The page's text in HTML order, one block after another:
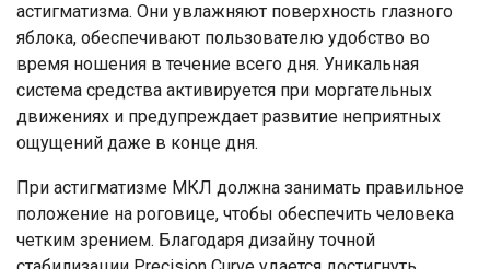
астигматизма. Они увлажняют поверхность глазного
яблока, обеспечивают пользователю удобство во
время ношения в течение всего дня. Уникальная
система средства активируется при моргательных
движениях и предупреждает развитие неприятных
ощущений даже в конце дня.
При астигматизме МКЛ должна занимать правильное
положение на роговице, чтобы обеспечить человека
четким зрением. Благодаря дизайну точной